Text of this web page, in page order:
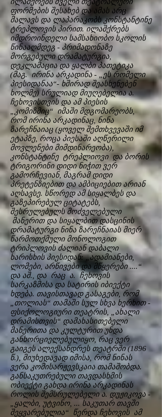
ფორმების შესახებ და ამას არც
მალავს და ლაპარაკობს კონსტანტინე
ტრეპლოვის პირით. ილაშქრებს
იმდროინდელი სამსახიობო სკოლის
წინააღმდეგ - პრიმადონაზე
მორგებული დრამატურგია,
დეკლამაცია და ყალბი პათეტიკა
(მაგ. ირინა არკადინა - „ეს რომელი
პიესიდანაა“- ხშირად შეასხენებენ
ხოლმე) სრულიად მიუღებელია ა.
ჩეხოვისთვის და ამ პიესის
„კომიზმიც“ იმაში მდგომარეობს,
რომ ირინა არკადინაც, ნინა
ზარეჩნაიაც (ყოველ შემთხვევაში იმ
ეტაპზე, როცა პიესაში აღწერილი
მოვლენები მიმდინარეობა),
კონსტანტინე ტრეპლიოვი და ბორის
ტრიგორინი დიდი ნიჭით ვერ
გამორჩევიან, მაგრამ დიდი
პრეტენზიებით და ამბიციებით არიან
აღსავსე. სწორედ ამ სიყალბეს და
გაზეპირებულ ციტატებს,
შესრულებულს მოძველებული
მანერით და სიყალბით დასცინის
დრამატურგი ნინა ზარეჩნაიას მიერ
წარმოთქმული მონოლოგით
ტრიპლოვის ძალიან დაბალი
ხარისხის პიესიდან: „ადამიანები,
ლომები, არწივები და მწყერები ....“
და აშ., და რაც ა. ჩეხოვის
სარკაზმისა და სატირის იბიექტი
ხდება. თავისთავად გასაგები, რომ
„თოლიას“ თამაში სულ სხვა ხერხით -
ფსიქოლოგიური თეატრის, „ახალი
დრამისთვის“ დამახასითებელი
მანერითა და კულტურით უნდა
განხორციელებულიყო, რაც ვერ
გაიგეს ალექსანდრეს თეატრში (1896
წ.), მიუხედავად იმისა, რომ ნინას
ვერა კომისარჟევსკაია თამაშობდა.
განსაკუთრებული თავდასხმის
ობიექტი გახდა ირინა არკადინას
როლის შემსრულებელი ა. დუჟიკოვა -
„ყალბი, უტვინო, ... საკუთარ თავში
შეყვარებულია“ წერდა ჩეხოვის ამ